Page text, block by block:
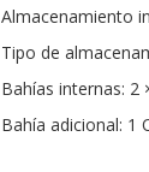
Almacenamiento
Tipo de
Bahías internas: 2
Bahía adicional: 1